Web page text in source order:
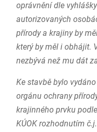
oprávnění dle
autorizovaných
přírody a krajiny by
který by měl i obhájit.
nezbývá než mu dát
Ke stavbě bylo
orgánu ochrany
krajinného prvku
KÚOK rozhodnutím